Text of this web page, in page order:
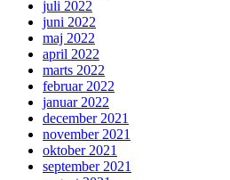
juli 2022
juni 2022
maj 2022
april 2022
marts 2022
februar 2022
januar 2022
december 2021
november 2021
oktober 2021
september 2021